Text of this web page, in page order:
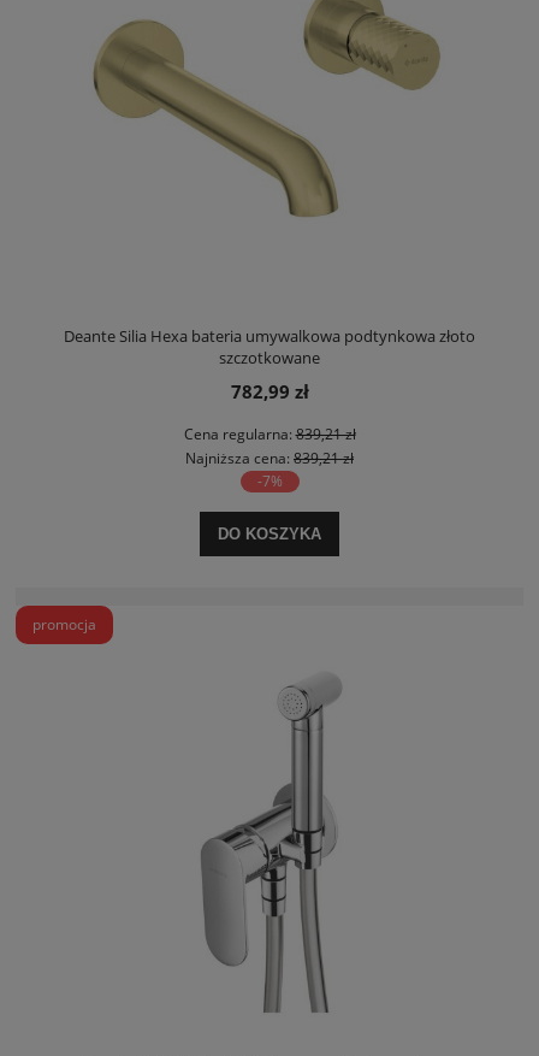
Deante Silia Hexa bateria umywalkowa podtynkowa złoto
szczotkowane
782,99 zł
Cena regularna:839,21 zł
Najniższa cena: 839,21 zł
-7%
DO KOSZYKA
promocja